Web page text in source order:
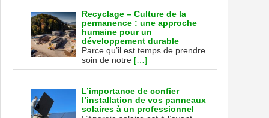
Recyclage – Culture de la
permanence : une approche
humaine pour un
développement durable
Parce qu’il est temps de prendre
soin de notre […]
L’importance de confier
l’installation de vos panneaux
solaires à un professionnel